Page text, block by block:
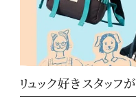
リュック好きスタッフが